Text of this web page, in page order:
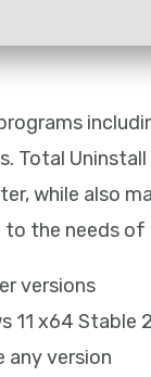
Total
while also
the needs of
versions
11 x64 Stable
any version